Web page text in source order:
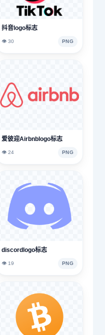
抖音logo标志
👁️ 30 PNG
爱彼迎Airbnblogo标志
👁️ 24 PNG
discordlogo标志
👁️ 19 PNG